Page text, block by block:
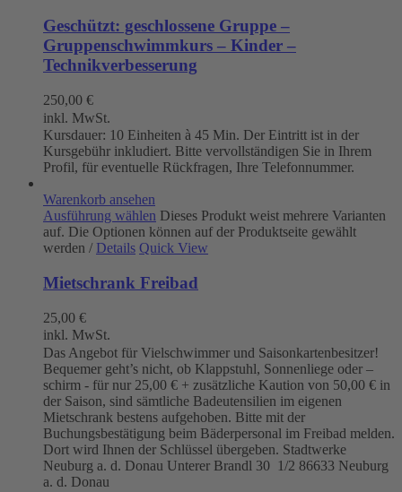
Geschützt: geschlossene Gruppe –
Gruppenschwimmkurs – Kinder –
Technikverbesserung
250,00 €
inkl. MwSt.
Kursdauer: 10 Einheiten à 45 Min. Der Eintritt ist in der
Kursgebühr inkludiert. Bitte vervollständigen Sie in Ihrem
Profil, für eventuelle Rückfragen, Ihre Telefonnummer.
Warenkorb ansehen
Ausführung wählen Dieses Produkt weist mehrere Varianten
auf. Die Optionen können auf der Produktseite gewählt
werden / Details Quick View
Mietschrank Freibad
25,00 €
inkl. MwSt.
Das Angebot für Vielschwimmer und Saisonkartenbesitzer!
Bequemer geht’s nicht, ob Klappstuhl, Sonnenliege oder –
schirm - für nur 25,00 € + zusätzliche Kaution von 50,00 € in
der Saison, sind sämtliche Badeutensilien im eigenen
Mietschrank bestens aufgehoben. Bitte mit der
Buchungsbestätigung beim Bäderpersonal im Freibad melden.
Dort wird Ihnen der Schlüssel übergeben. Stadtwerke
Neuburg a. d. Donau Unterer Brandl 30 1/2 86633 Neuburg
a. d. Donau